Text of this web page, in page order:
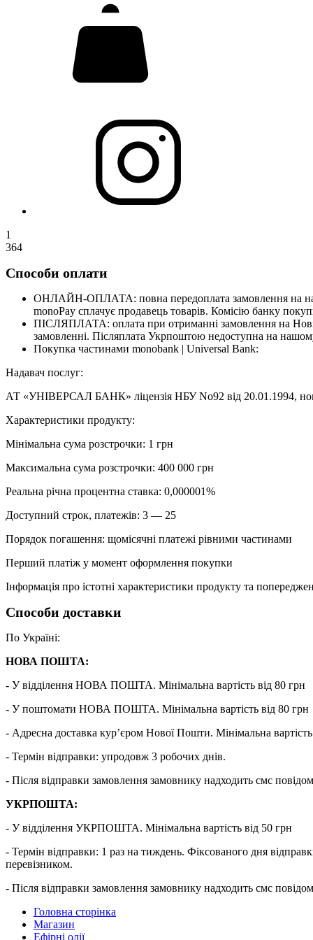
1
364
Способи оплати
ОНЛАЙН-ОПЛАТА: повна передоплата замовлення на
monoPay сплачує продавець товарів. Комісію банку
ПІСЛЯПЛАТА: оплата при отриманні замовлення на
замовленні. Післяплата Укрпоштою недоступна на
Покупка частинами monobank | Universal Bank:
Надавач послуг:
АТ «УНІВЕРСАЛ БАНК» ліцензія НБУ No92 від 20.01.1994,
Характеристики продукту:
Мінімальна сума розстрочки: 1 грн
Максимальна сума розстрочки: 400 000 грн
Реальна річна процентна ставка: 0,000001%
Доступний строк, платежів: 3 — 25
Порядок погашення: щомісячні платежі рівними частинами
Перший платіж у момент оформлення покупки
Інформація про істотні характеристики продукту та
Способи доставки
По Україні:
НОВА ПОШТА:
- У відділення НОВА ПОШТА. Мінімальна вартість від 80 грн
- У поштомати НОВА ПОШТА. Мінімальна вартість від 80 грн
- Адресна доставка кур’єром Нової Пошти. Мінімальна вартість
- Термін відправки: упродовж 3 робочих днів.
- Після відправки замовлення замовнику надходить смс
УКРПОШТА:
- У відділення УКРПОШТА. Мінімальна вартість від 50 грн
- Термін відправки: 1 раз на тиждень. Фіксованого дня
перевізником.
- Після відправки замовлення замовнику надходить смс
Головна сторінка
Магазин
Ефірні олії